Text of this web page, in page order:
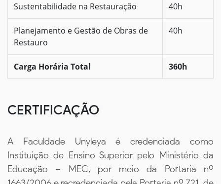
Sustentabilidade na Restauração 40h
Planejamento e Gestão de Obras de
Restauro
40h
Carga Horária Total 360h
CERTIFICAÇÃO
A Faculdade Unyleya é credenciada como
Instituição de Ensino Superior pelo Ministério da
Educação – MEC, por meio da Portaria nº